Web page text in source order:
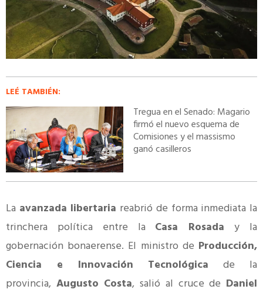
LEÉ TAMBIÉN:
Tregua en el Senado: Magario
firmó el nuevo esquema de
Comisiones y el massismo
ganó casilleros
La avanzada libertaria reabrió de forma inmediata la
trinchera política entre la Casa Rosada y la
gobernación bonaerense. El ministro de Producción,
Ciencia e Innovación Tecnológica de la
provincia, Augusto Costa, salió al cruce de Daniel